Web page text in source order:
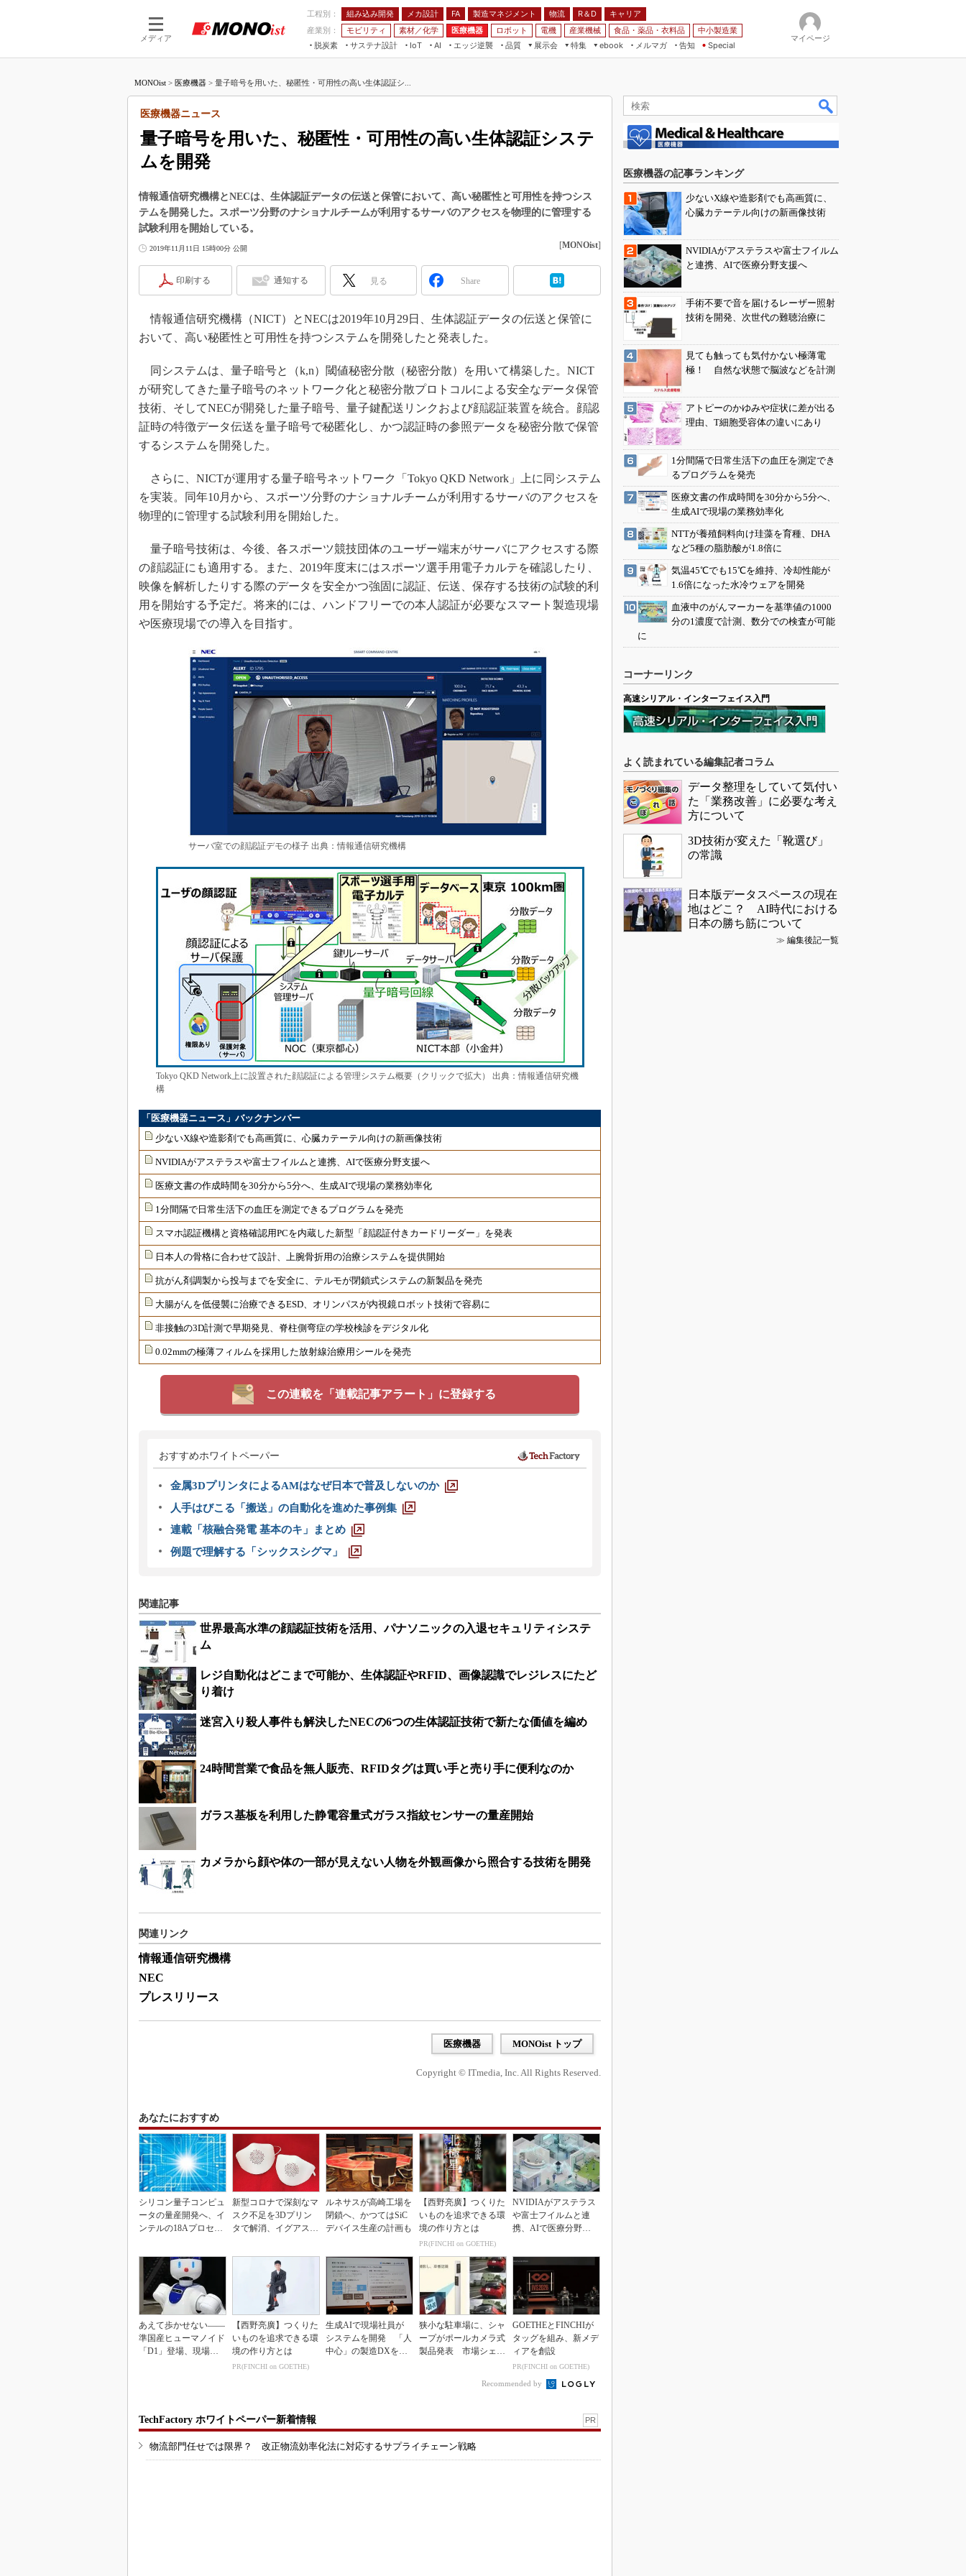
メディア
工程別： 組み込み開発 メカ設計 FA 製造マネジメント 物流 R＆D
キャリア
産業別：
モビリティ 素材／化学 医療機器 ロボット 電機 産業機械 食品・薬品・衣料品
中小製造業
脱炭素
サステナ設計
IoT
つながる工場
AI
AI×設備保全
エッジ逆襲 品質
展示会
JIMTOF
IIFES
TECHNO-FRONTIER
EdgeTech+
日本ものづくりワールド
AUTOMOTIVE WORLD
産業オープンネット展
特集
VR／AR
フィールドサービス
組み込み画像技術
組み込みモデリング
ISO26262
3Dプリンタ
S＆OP
インダストリー4.0
イノベーション
植物工場
知財マネジメント
グローバル設計・開発
制御セキュリティ
新型コロナへの対応
ebook
モビリティ
メルマガ
告知 Special
マイページ
MONOist > 医療機器 > 量子暗号を用いた、秘匿性・可用性の高い生体認証シ...
量子暗号を用いた、秘匿性・可用性の高い生体認証システ
ムを開発
医療機器ニュース
情報通信研究機構とNECは、生体認証データの伝送と保管において、高い秘匿性と可用性を持つシス
テムを開発した。スポーツ分野のナショナルチームが利用するサーバのアクセスを物理的に管理する
試験利用を開始している。
2019年11月11日 15時00分 公開 [MONOist]
印刷する 通知する 見る Share
情報通信研究機構（NICT）とNECは2019年10月29日、生体認証データの伝送と保管に
おいて、高い秘匿性と可用性を持つシステムを開発したと発表した。
同システムは、量子暗号と（k,n）閾値秘密分散（秘密分散）を用いて構築した。NICT
が研究してきた量子暗号のネットワーク化と秘密分散プロトコルによる安全なデータ保管
技術、そしてNECが開発した量子暗号、量子鍵配送リンクおよび顔認証装置を統合。顔認
証時の特徴データ伝送を量子暗号で秘匿化し、かつ認証時の参照データを秘密分散で保管
するシステムを開発した。
さらに、NICTが運用する量子暗号ネットワーク「Tokyo QKD Network」上に同システム
を実装。同年10月から、スポーツ分野のナショナルチームが利用するサーバのアクセスを
物理的に管理する試験利用を開始した。
量子暗号技術は、今後、各スポーツ競技団体のユーザー端末がサーバにアクセスする際
の顔認証にも適用する。また、2019年度末にはスポーツ選手用電子カルテを確認したり、
映像を解析したりする際のデータを安全かつ強固に認証、伝送、保存する技術の試験的利
用を開始する予定だ。将来的には、ハンドフリーでの本人認証が必要なスマート製造現場
や医療現場での導入を目指す。
サーバ室での顔認証デモの様子 出典：情報通信研究機構
Tokyo QKD Network上に設置された顔認証による管理システム概要（クリックで拡大） 出典：情報通信研究機
構
「医療機器ニュース」バックナンバー
少ないX線や造影剤でも高画質に、心臓カテーテル向けの新画像技術
NVIDIAがアステラスや富士フイルムと連携、AIで医療分野支援へ
医療文書の作成時間を30分から5分へ、生成AIで現場の業務効率化
1分間隔で日常生活下の血圧を測定できるプログラムを発売
スマホ認証機構と資格確認用PCを内蔵した新型「顔認証付きカードリーダー」を発表
日本人の骨格に合わせて設計、上腕骨折用の治療システムを提供開始
抗がん剤調製から投与までを安全に、テルモが閉鎖式システムの新製品を発売
大腸がんを低侵襲に治療できるESD、オリンパスが内視鏡ロボット技術で容易に
非接触の3D計測で早期発見、脊柱側弯症の学校検診をデジタル化
0.02mmの極薄フィルムを採用した放射線治療用シールを発売
この連載を「連載記事アラート」に登録する
おすすめホワイトペーパー
金属3DプリンタによるAMはなぜ日本で普及しないのか
人手はびこる「搬送」の自動化を進めた事例集
連載「核融合発電 基本のキ」まとめ
例題で理解する「シックスシグマ」
関連記事
世界最高水準の顔認証技術を活用、パナソニックの入退セキュリティシステ
ム
レジ自動化はどこまで可能か、生体認証やRFID、画像認識でレジレスにたど
り着け
迷宮入り殺人事件も解決したNECの6つの生体認証技術で新たな価値を編め
24時間営業で食品を無人販売、RFIDタグは買い手と売り手に便利なのか
ガラス基板を利用した静電容量式ガラス指紋センサーの量産開始
カメラから顔や体の一部が見えない人物を外観画像から照合する技術を開発
関連リンク
情報通信研究機構
NEC
プレスリリース
医療機器 MONOist トップ
Copyright © ITmedia, Inc. All Rights Reserved.
あなたにおすすめ
シリコン量子コンピュ
ータの量産開発へ、イ
ンテルの18Aプロセス
新型コロナで深刻なマ
スク不足を3Dプリン
タで解消、イグアスが
ルネサスが高崎工場を
閉鎖へ、かつてはSiC
デバイス生産の計画も
【西野亮廣】つくりた
いものを追求できる環
境の作り方とは
PR(FINCHI on GOETHE)
NVIDIAがアステラス
や富士フイルムと連
携、AIで医療分野支
あえて歩かせない――
準国産ヒューマノイド
「D1」登場、現場稼
【西野亮廣】つくりた
いものを追求できる環
境の作り方とは
PR(FINCHI on GOETHE)
生成AIで現場社員が
システムを開発 「人
中心」の製造DXを自
狭小な駐車場に、シャ
ープがポールカメラ式
製品発表 市場シェア
GOETHEとFINCHIが
タッグを組み、新メデ
ィアを創設
PR(FINCHI on GOETHE)
Recommended by
TechFactory ホワイトペーパー新着情報 PR
物流部門任せでは限界？ 改正物流効率化法に対応するサプライチェーン戦略
医療機器の記事ランキング
少ないX線や造影剤でも高画質に、
心臓カテーテル向けの新画像技術
NVIDIAがアステラスや富士フイルム
と連携、AIで医療分野支援へ
手術不要で音を届けるレーザー照射
技術を開発、次世代の難聴治療に
見ても触っても気付かない極薄電
極！ 自然な状態で脳波などを計測
アトピーのかゆみや症状に差が出る
理由、T細胞受容体の違いにあり
1分間隔で日常生活下の血圧を測定でき
るプログラムを発売
医療文書の作成時間を30分から5分へ、
生成AIで現場の業務効率化
NTTが養殖飼料向け珪藻を育種、DHA
など5種の脂肪酸が1.8倍に
気温45℃でも15℃を維持、冷却性能が
1.6倍になった水冷ウェアを開発
血液中のがんマーカーを基準値の1000
分の1濃度で計測、数分での検査が可能
に
コーナーリンク
高速シリアル・インターフェイス入門
よく読まれている編集記者コラム
データ整理をしていて気付い
た「業務改善」に必要な考え
方について
3D技術が変えた「靴選び」
の常識
日本版データスペースの現在
地はどこ？ AI時代における
日本の勝ち筋について
≫ 編集後記一覧